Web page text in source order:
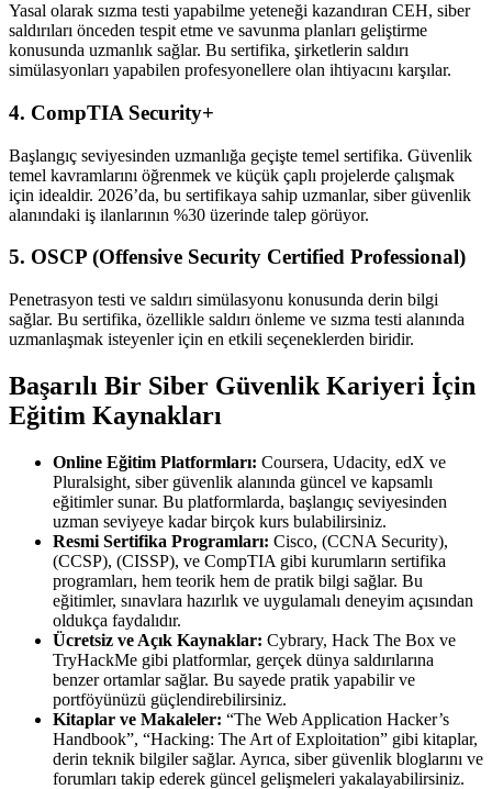
Yasal olarak sızma testi yapabilme yeteneği kazandıran CEH, siber
saldırıları önceden tespit etme ve savunma planları geliştirme
konusunda uzmanlık sağlar. Bu sertifika, şirketlerin saldırı
simülasyonları yapabilen profesyonellere olan ihtiyacını karşılar.
4. CompTIA Security+
Başlangıç seviyesinden uzmanlığa geçişte temel sertifika. Güvenlik
temel kavramlarını öğrenmek ve küçük çaplı projelerde çalışmak
için idealdir. 2026’da, bu sertifikaya sahip uzmanlar, siber güvenlik
alanındaki iş ilanlarının %30 üzerinde talep görüyor.
5. OSCP (Offensive Security Certified Professional)
Penetrasyon testi ve saldırı simülasyonu konusunda derin bilgi
sağlar. Bu sertifika, özellikle saldırı önleme ve sızma testi alanında
uzmanlaşmak isteyenler için en etkili seçeneklerden biridir.
Başarılı Bir Siber Güvenlik Kariyeri İçin
Eğitim Kaynakları
Online Eğitim Platformları: Coursera, Udacity, edX ve
Pluralsight, siber güvenlik alanında güncel ve kapsamlı
eğitimler sunar. Bu platformlarda, başlangıç seviyesinden
uzman seviyeye kadar birçok kurs bulabilirsiniz.
Resmi Sertifika Programları: Cisco, (CCNA Security),
(CCSP), (CISSP), ve CompTIA gibi kurumların sertifika
programları, hem teorik hem de pratik bilgi sağlar. Bu
eğitimler, sınavlara hazırlık ve uygulamalı deneyim açısından
oldukça faydalıdır.
Ücretsiz ve Açık Kaynaklar: Cybrary, Hack The Box ve
TryHackMe gibi platformlar, gerçek dünya saldırılarına
benzer ortamlar sağlar. Bu sayede pratik yapabilir ve
portföyünüzü güçlendirebilirsiniz.
Kitaplar ve Makaleler: “The Web Application Hacker’s
Handbook”, “Hacking: The Art of Exploitation” gibi kitaplar,
derin teknik bilgiler sağlar. Ayrıca, siber güvenlik bloglarını ve
forumları takip ederek güncel gelişmeleri yakalayabilirsiniz.